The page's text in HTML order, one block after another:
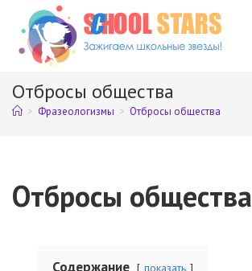
Перейти
содержимому
Отбросы общества
> Фразеологизмы > Отбросы общества
Отбросы общества
Содержание показать